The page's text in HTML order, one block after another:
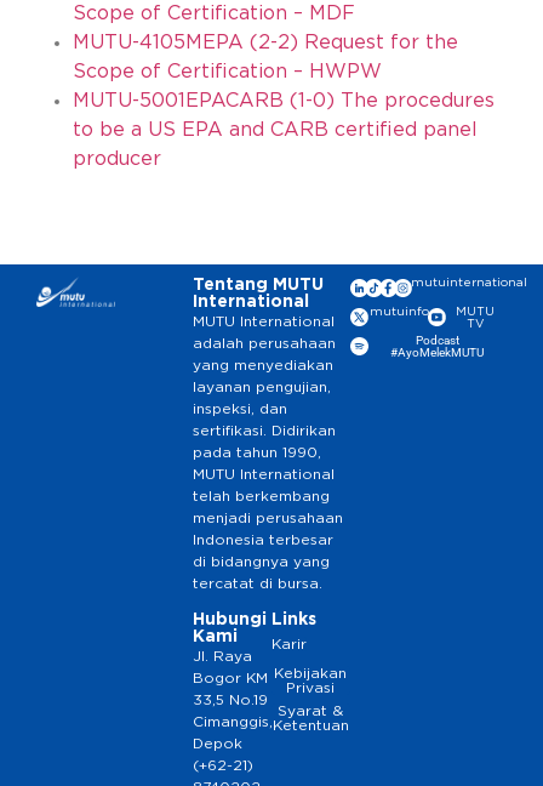
Scope of Certification – MDF
MUTU-4105MEPA (2-2) Request for the
Scope of Certification – HWPW
MUTU-5001EPACARB (1-0) The procedures
to be a US EPA and CARB certified panel
producer
Tentang MUTU
International
MUTU International
adalah perusahaan
yang menyediakan
layanan pengujian,
inspeksi, dan
sertifikasi. Didirikan
pada tahun 1990,
MUTU International
telah berkembang
menjadi perusahaan
Indonesia terbesar
di bidangnya yang
tercatat di bursa.
Hubungi
Kami
Jl. Raya
Bogor KM
33,5 No.19
Cimanggis,
Depok
(+62-21)
Links
Karir
Kebijakan
Privasi
Syarat &
Ketentuan
mutuinternational
mutuinfo
MUTU
TV
Podcast
#AyoMelekMUTU